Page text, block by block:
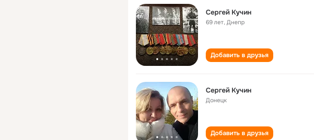
Сергей Кучин
69 лет,Днепр
Добавить в друзья
Сергей Кучин
Донецк
Добавить в друзья